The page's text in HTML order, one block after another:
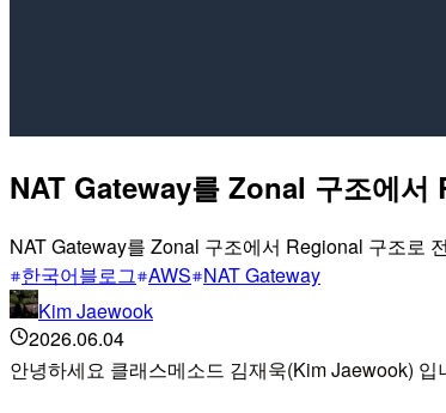
NAT Gateway를 Zonal 구조에
NAT Gateway를 Zonal 구조에서 Regional 구조로
한국어블로그 AWS NAT Gateway
Kim Jaewook
2026.06.04
안녕하세요 클래스메소드 김재욱(Kim Jaewook)